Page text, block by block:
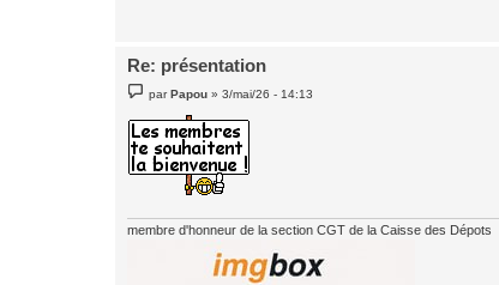
Re: présentation
e
s
a
g
e
parPapou »3/mai/26 - 14:13
membre d'honneur de la section CGT de la Caisse des Dépots